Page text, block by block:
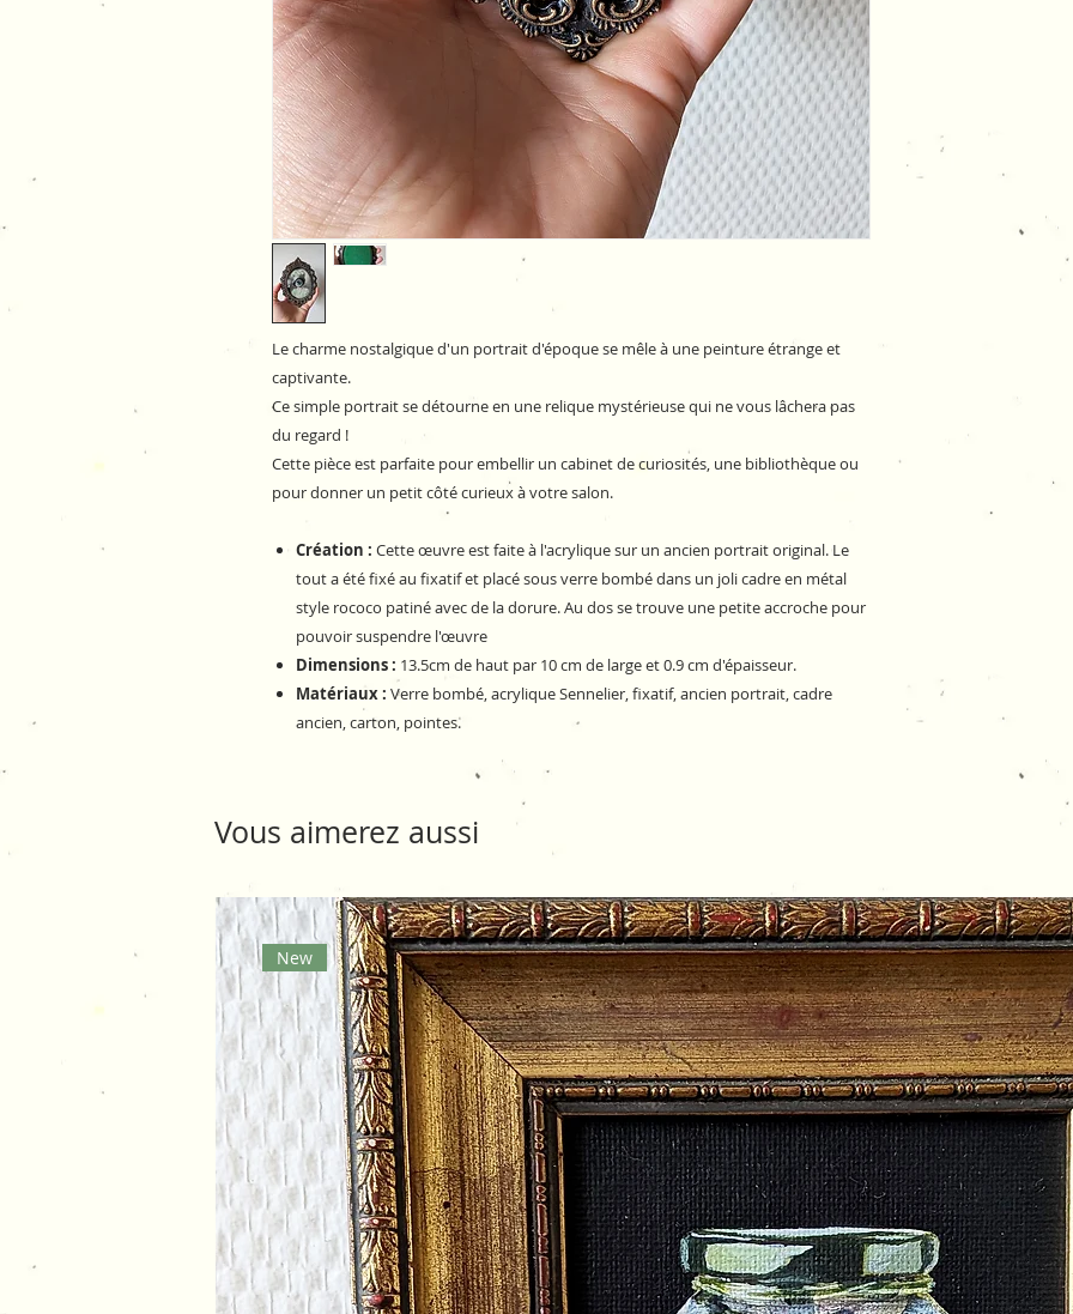
Le charme nostalgique d'un portrait d'époque se mêle à une peinture étrange et
captivante.
Ce simple portrait se détourne en une relique mystérieuse qui ne vous lâchera pas
du regard !
Cette pièce est parfaite pour embellir un cabinet de curiosités, une bibliothèque ou
pour donner un petit côté curieux à votre salon.
Création : Cette œuvre est faite à l'acrylique sur un ancien portrait original. Le
tout a été fixé au fixatif et placé sous verre bombé dans un joli cadre en métal
style rococo patiné avec de la dorure. Au dos se trouve une petite accroche pour
pouvoir suspendre l'œuvre
Dimensions : 13.5cm de haut par 10 cm de large et 0.9 cm d'épaisseur.
Matériaux : Verre bombé, acrylique Sennelier, fixatif, ancien portrait, cadre
ancien, carton, pointes.
Vous aimerez aussi
New